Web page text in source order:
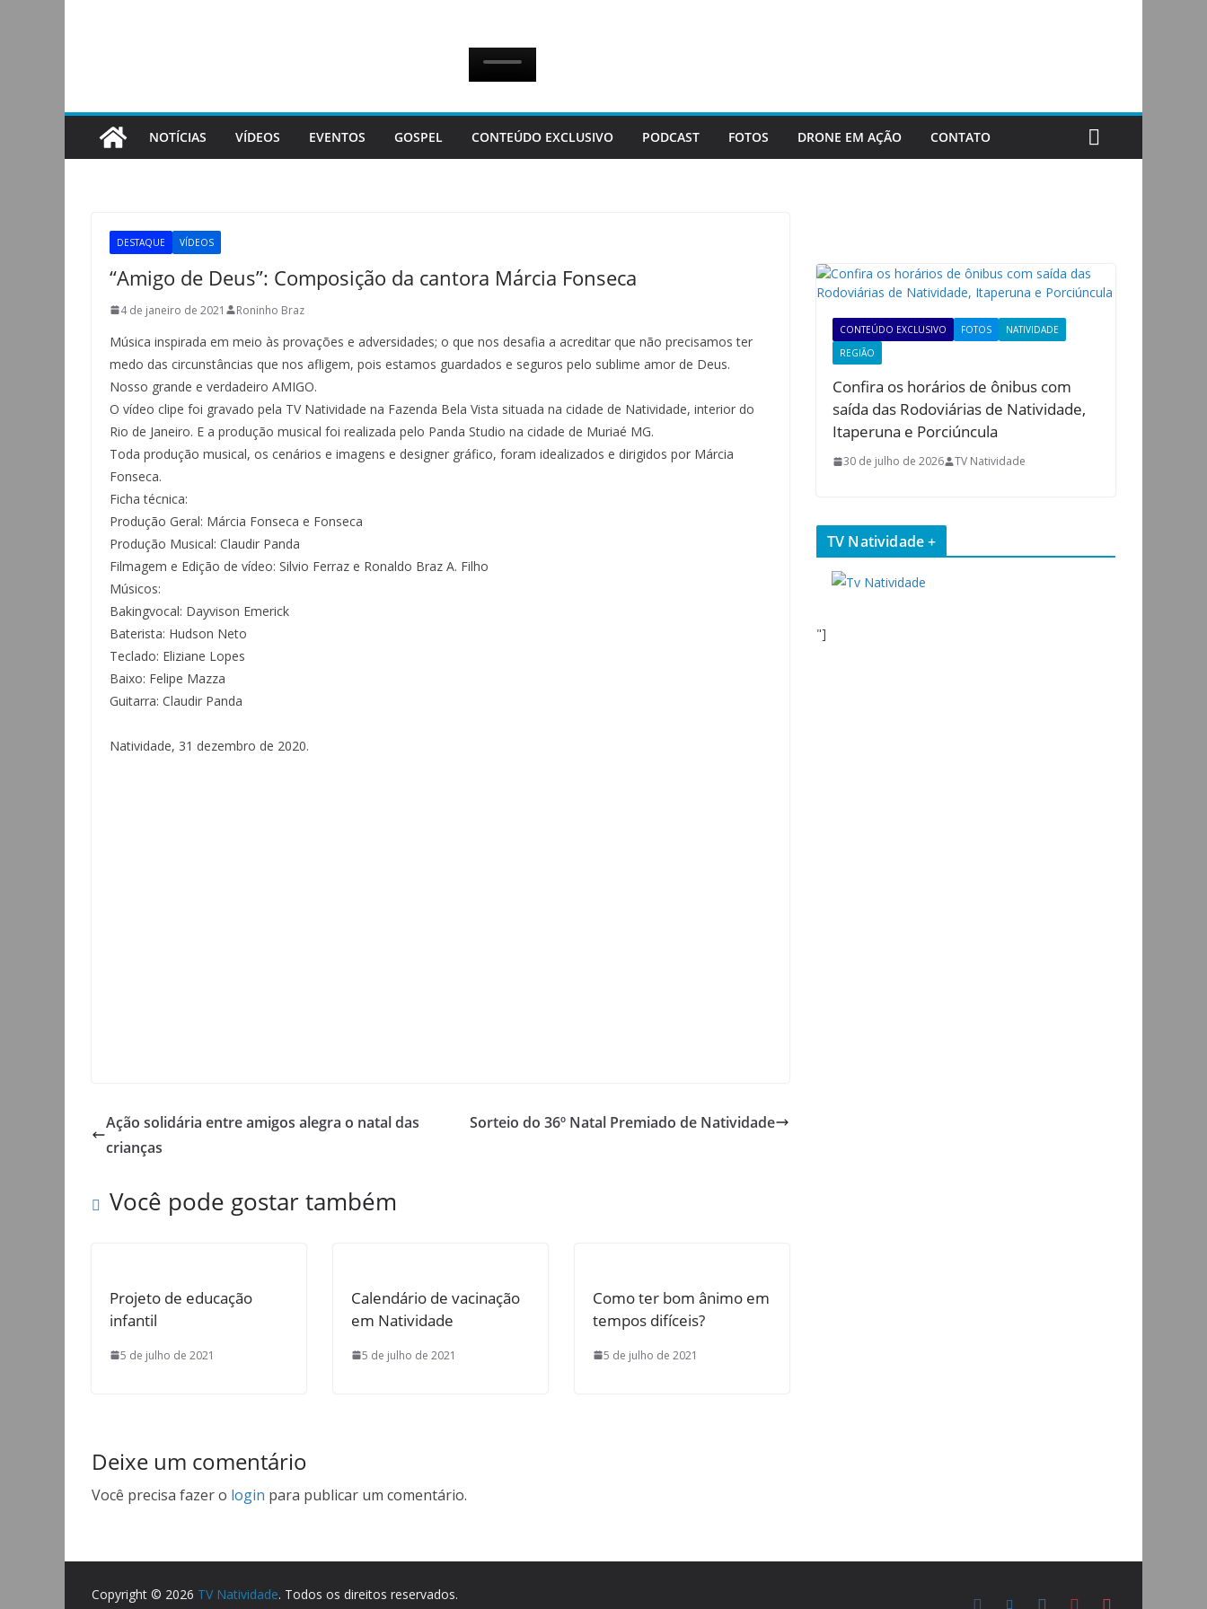
NOTÍCIAS VÍDEOS EVENTOS GOSPEL CONTEÚDO EXCLUSIVO PODCAST FOTOS DRONE EM AÇÃO CONTATO
DESTAQUE VÍDEOS
“Amigo de Deus”: Composição da cantora Márcia Fonseca
4 de janeiro de 2021 Roninho Braz
Música inspirada em meio às provações e adversidades; o que nos desafia a acreditar que não precisamos ter
medo das circunstâncias que nos afligem, pois estamos guardados e seguros pelo sublime amor de Deus.
Nosso grande e verdadeiro AMIGO.
O vídeo clipe foi gravado pela TV Natividade na Fazenda Bela Vista situada na cidade de Natividade, interior do
Rio de Janeiro. E a produção musical foi realizada pelo Panda Studio na cidade de Muriaé MG.
Toda produção musical, os cenários e imagens e designer gráfico, foram idealizados e dirigidos por Márcia
Fonseca.
Ficha técnica:
Produção Geral: Márcia Fonseca e Fonseca
Produção Musical: Claudir Panda
Filmagem e Edição de vídeo: Silvio Ferraz e Ronaldo Braz A. Filho
Músicos:
Bakingvocal: Dayvison Emerick
Baterista: Hudson Neto
Teclado: Eliziane Lopes
Baixo: Felipe Mazza
Guitarra: Claudir Panda
Natividade, 31 dezembro de 2020.
Ação solidária entre amigos alegra o natal das
crianças
Sorteio do 36º Natal Premiado de Natividade
Você pode gostar também
Projeto de educação
infantil
5 de julho de 2021
Calendário de vacinação
em Natividade
5 de julho de 2021
Como ter bom ânimo em
tempos difíceis?
5 de julho de 2021
Deixe um comentário
Você precisa fazer o login para publicar um comentário.
CONTEÚDO EXCLUSIVO FOTOS
NATIVIDADE
REGIÃO
Confira os horários de ônibus com
saída das Rodoviárias de Natividade,
Itaperuna e Porciúncula
30 de julho de 2026 TV Natividade
TV Natividade +
"]
Copyright © 2026 TV Natividade. Todos os direitos reservados.